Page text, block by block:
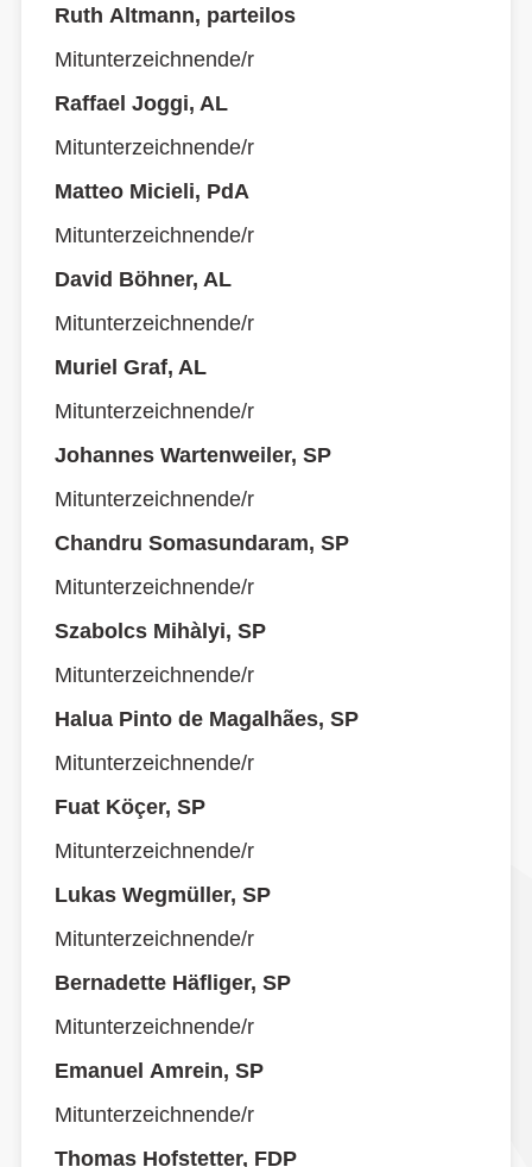
Ruth Altmann, parteilos
Mitunterzeichnende/r
Raffael Joggi, AL
Mitunterzeichnende/r
Matteo Micieli, PdA
Mitunterzeichnende/r
David Böhner, AL
Mitunterzeichnende/r
Muriel Graf, AL
Mitunterzeichnende/r
Johannes Wartenweiler, SP
Mitunterzeichnende/r
Chandru Somasundaram, SP
Mitunterzeichnende/r
Szabolcs Mihàlyi, SP
Mitunterzeichnende/r
Halua Pinto de Magalhães, SP
Mitunterzeichnende/r
Fuat Köçer, SP
Mitunterzeichnende/r
Lukas Wegmüller, SP
Mitunterzeichnende/r
Bernadette Häfliger, SP
Mitunterzeichnende/r
Emanuel Amrein, SP
Mitunterzeichnende/r
Thomas Hofstetter, FDP